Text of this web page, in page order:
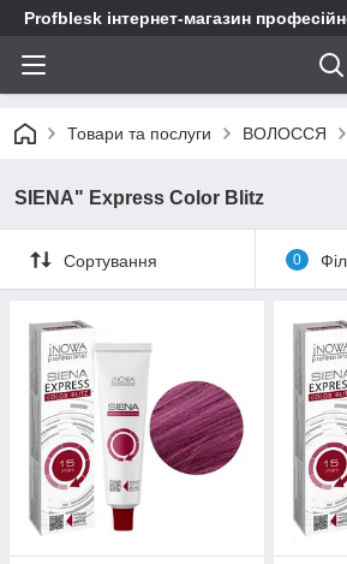
Profblesk інтернет-магазин
Товари та послуги ВОЛОССЯ
SIENA" Express Color Blitz
Сортування 0